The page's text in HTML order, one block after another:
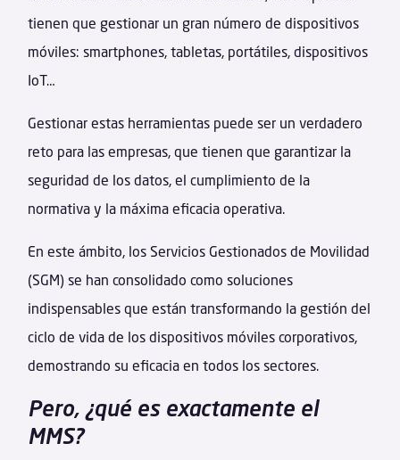
tienen que gestionar un gran número de dispositivos
móviles: smartphones, tabletas, portátiles, dispositivos
IoT…
Gestionar estas herramientas puede ser un verdadero
reto para las empresas, que tienen que garantizar la
seguridad de los datos, el cumplimiento de la
normativa y la máxima eficacia operativa.
En este ámbito, los Servicios Gestionados de Movilidad
(SGM) se han consolidado como soluciones
indispensables que están transformando la gestión del
ciclo de vida de los dispositivos móviles corporativos,
demostrando su eficacia en todos los sectores.
Pero, ¿qué es exactamente el
MMS?